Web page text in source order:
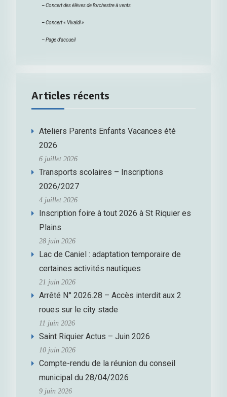
–Concert des élèves de l’orchestre à vents
–Concert « Vivaldi »
–Page d’accueil
Articles récents
Ateliers Parents Enfants Vacances été
2026
6 juillet 2026
Transports scolaires – Inscriptions
2026/2027
4 juillet 2026
Inscription foire à tout 2026 à St Riquier es
Plains
28 juin 2026
Lac de Caniel : adaptation temporaire de
certaines activités nautiques
21 juin 2026
Arrêté N° 2026.28 – Accès interdit aux 2
roues sur le city stade
11 juin 2026
Saint Riquier Actus – Juin 2026
10 juin 2026
Compte-rendu de la réunion du conseil
municipal du 28/04/2026
9 juin 2026